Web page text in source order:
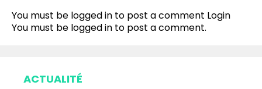
You must be logged in to post a comment Login
You must be logged in to post a comment.
ACTUALITÉ